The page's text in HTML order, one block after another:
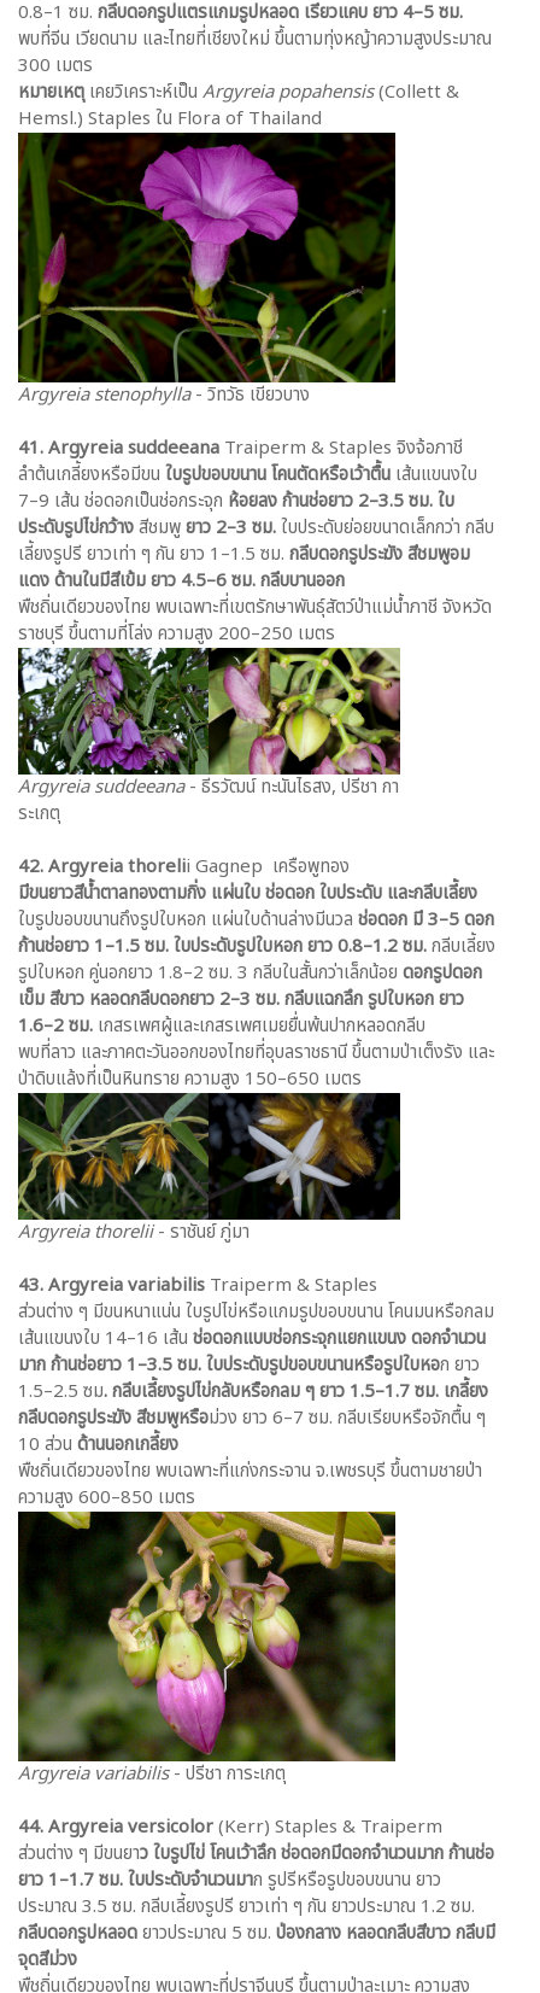
0.8–1 ซม. กลีบดอกรูปแตรแกมรูปหลอด เรียวแคบ ยาว 4–5 ซม.
พบที่จีน เวียดนาม และไทยที่เชียงใหม่ ขึ้นตามทุ่งหญ้าความสูงประมาณ
300 เมตร
หมายเหตุเคยวิเคราะห์เป็น Argyreia popahensis(Collett &
Hemsl.) Staples ใน Flora of Thailand
Argyreia stenophylla- วิทวัธ เขียวบาง
41. Argyreia suddeeana Traiperm & Staples จิงจ้อภาชี
ลำต้นเกลี้ยงหรือมีขน ใบรูปขอบขนาน โคนตัดหรือเว้าตื้น เส้นแขนงใบ
7–9 เส้น ช่อดอกเป็นช่อกระจุก ห้อยลง ก้านช่อยาว 2–3.5 ซม. ใบ
ประดับรูปไข่กว้างสีชมพูยาว 2–3 ซม.ใบประดับย่อยขนาดเล็กกว่า กลีบ
เลี้ยงรูปรี ยาวเท่า ๆ กัน ยาว 1–1.5 ซม. กลีบดอกรูประฆัง สีชมพูอม
แดง ด้านในมีสีเข้ม ยาว 4.5–6 ซม. กลีบบานออก
พืชถิ่นเดียวของไทย พบเฉพาะที่เขตรักษาพันธุ์สัตว์ป่าแม่น้ำภาชี จังหวัด
ราชบุรี ขึ้นตามที่โล่ง ความสูง 200–250 เมตร
Argyreia suddeeana- ธีรวัฒน์ ทะนันไธสง, ปรีชา กา
ระเกตุ
42. Argyreia thorelii Gagnep เครือพูทอง
มีขนยาวสีน้ำตาลทองตามกิ่ง แผ่นใบ ช่อดอก ใบประดับ และกลีบเลี้ยง
ใบรูปขอบขนานถึงรูปใบหอก แผ่นใบด้านล่างมีนวล ช่อดอก มี 3–5 ดอก
ก้านช่อยาว 1–1.5 ซม.ใบประดับรูปใบหอก ยาว 0.8–1.2 ซม.กลีบเลี้ยง
รูปใบหอก คู่นอกยาว 1.8–2 ซม. 3 กลีบในสั้นกว่าเล็กน้อย ดอกรูปดอก
เข็ม สีขาว หลอดกลีบดอกยาว 2–3 ซม. กลีบแฉกลึก รูปใบหอก ยาว
1.6–2 ซม. เกสรเพศผู้และเกสรเพศเมยยื่นพ้นปากหลอดกลีบ
พบที่ลาว และภาคตะวันออกของไทยที่อุบลราชธานี ขึ้นตามป่าเต็งรัง และ
ป่าดิบแล้งที่เป็นหินทราย ความสูง 150–650 เมตร
Argyreia thorelii- ราชันย์ ภู่มา
43. Argyreia variabilis Traiperm & Staples
ส่วนต่าง ๆ มีขนหนาแน่น ใบรูปไข่หรือแกมรูปขอบขนาน โคนมนหรือกลม
เส้นแขนงใบ 14–16 เส้น ช่อดอกแบบช่อกระจุกแยกแขนง ดอกจำนวน
มาก ก้านช่อยาว 1–3.5 ซม. ใบประดับรูปขอบขนานหรือรูปใบหอก ยาว
1.5–2.5 ซม. กลีบเลี้ยงรูปไข่กลับหรือกลม ๆ ยาว 1.5–1.7 ซม. เกลี้ยง
กลีบดอกรูประฆัง สีชมพูหรือม่วง ยาว 6–7 ซม. กลีบเรียบหรือจักตื้น ๆ
10 ส่วน ด้านนอกเกลี้ยง
พืชถิ่นเดียวของไทย พบเฉพาะที่แก่งกระจาน จ.เพชรบุรี ขึ้นตามชายป่า
ความสูง 600–850 เมตร
Argyreia variabilis- ปรีชา การะเกตุ
44. Argyreia versicolor(Kerr) Staples & Traiperm
ส่วนต่าง ๆ มีขนยาว ใบรูปไข่ โคนเว้าลึก ช่อดอกมีดอกจำนวนมาก ก้านช่อ
ยาว 1–1.7 ซม. ใบประดับจำนวนมาก รูปรีหรือรูปขอบขนาน ยาว
ประมาณ 3.5 ซม. กลีบเลี้ยงรูปรี ยาวเท่า ๆ กัน ยาวประมาณ 1.2 ซม.
กลีบดอกรูปหลอดยาวประมาณ 5 ซม. ป่องกลาง หลอดกลีบสีขาว กลีบมี
จุดสีม่วง
พืชถิ่นเดียวของไทย พบเฉพาะที่ปราจีนบุรี ขึ้นตามป่าละเมาะ ความสูง